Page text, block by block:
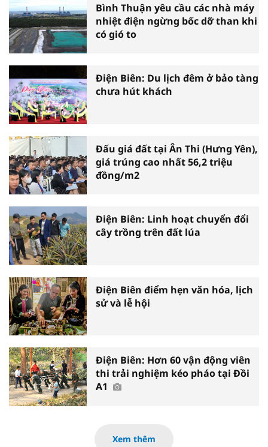
Bình Thuận yêu cầu các nhà máy
nhiệt điện ngừng bốc dỡ than khi
có gió to
Điện Biên: Du lịch đêm ở bảo tàng
chưa hút khách
Đấu giá đất tại Ân Thi (Hưng Yên),
giá trúng cao nhất 56,2 triệu
đồng/m2
Điện Biên: Linh hoạt chuyển đổi
cây trồng trên đất lúa
Điện Biên điểm hẹn văn hóa, lịch
sử và lễ hội
Điện Biên: Hơn 60 vận động viên
thi trải nghiệm kéo pháo tại Đồi
A1
Xem thêm